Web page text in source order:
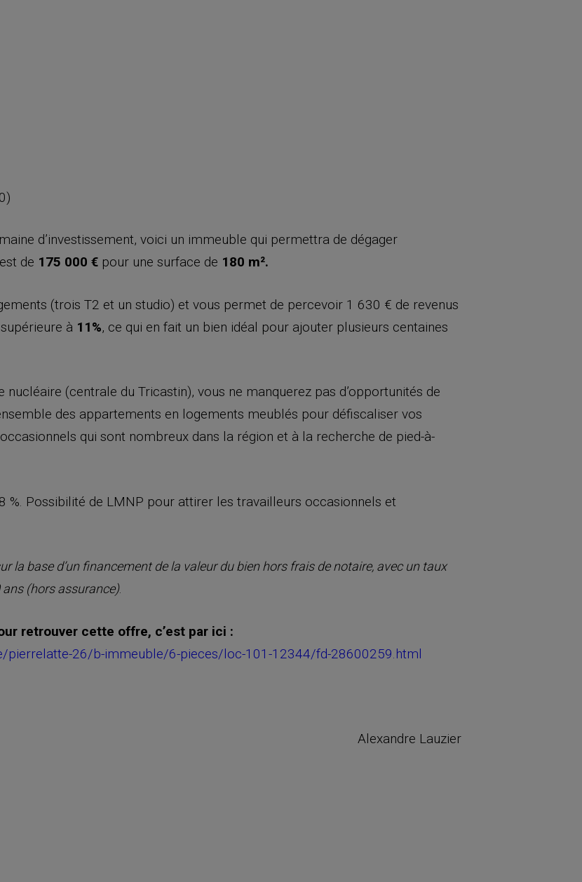
d’investissement, voici un immeuble qui permettra de dégager
de 175 000 € pour une surface de 180 m².
(trois T2 et un studio) et vous permet de percevoir 1 630 € de revenus
à 11%, ce qui en fait un bien idéal pour ajouter plusieurs centaines
nucléaire (centrale du Tricastin), vous ne manquerez pas d’opportunités de
des appartements en logements meublés pour défiscaliser vos
qui sont nombreux dans la région et à la recherche de pied-à-
%. Possibilité de LMNP pour attirer les travailleurs occasionnels et
la base d’un financement de la valeur du bien hors frais de notaire, avec un taux
ans (hors assurance).
retrouver cette offre, c’est par ici :
pierrelatte-26/b-immeuble/6-pieces/loc-101-12344/fd-28600259.html
Alexandre Lauzier